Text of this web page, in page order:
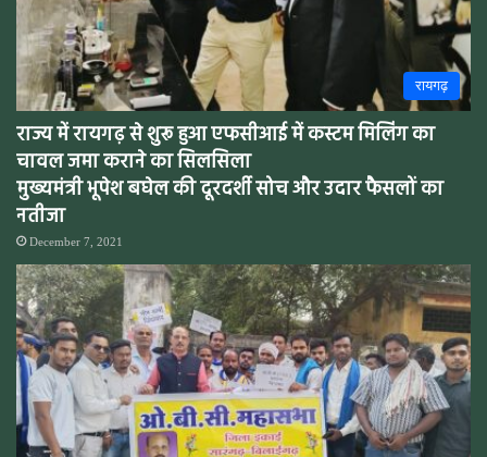
रायगढ़
राज्य में रायगढ़ से शुरू हुआ एफसीआई में कस्टम मिलिंग का
चावल जमा कराने का सिलसिला
मुख्यमंत्री भूपेश बघेल की दूरदर्शी सोच और उदार फैसलों का
नतीजा
December 7, 2021